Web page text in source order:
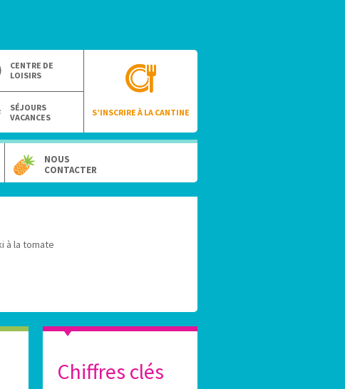
CENTRE DE
LOISIRS
S’INSCRIRE À LA CANTINE
SÉJOURS
VACANCES
NOUS
CONTACTER
à la tomate
Chiffres clés